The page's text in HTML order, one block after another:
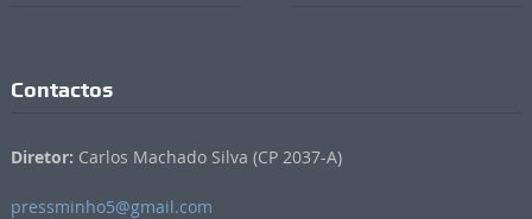
Contactos
Diretor: Carlos Machado Silva (CP 2037-A)
pressminho5@gmail.com